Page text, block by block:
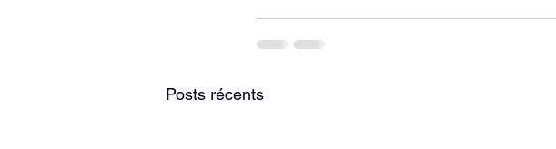
Posts récents